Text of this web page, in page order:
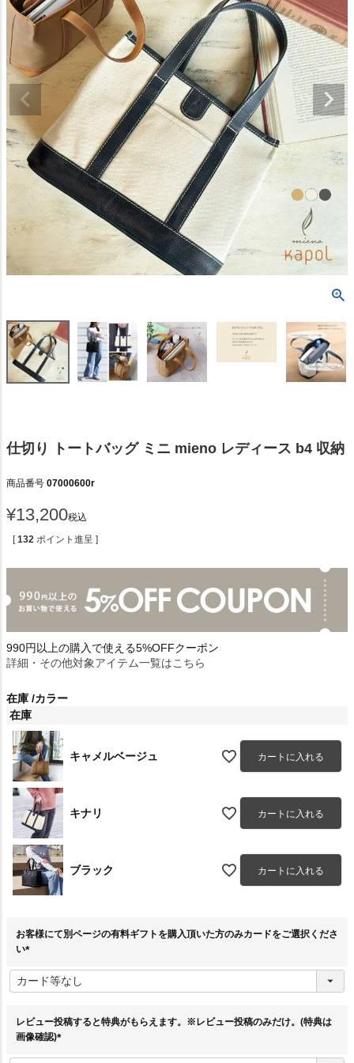
仕切り トートバッグ ミニ mieno レディース b4 収納
商品番号 07000600r
¥13,200税込
[ 132 ポイント進呈 ]
990円以上の購入で使える5%OFFクーポン
詳細・その他対象アイテム一覧はこちら
在庫 カラー
在庫
キャメルベージュ カートに入れる
キナリ カートに入れる
ブラック カートに入れる
お客様にて別ページの有料ギフトを購入頂いた方のみカードをご選択くださ
い
必
須
レビュー投稿すると特典がもらえます。※レビュー投稿のみだけ。(特典は
画像確認)